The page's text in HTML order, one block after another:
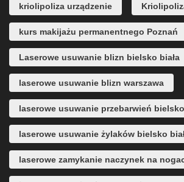
kriolipoliza urządzenie
kurs makijażu permanentnego Poznań
Laserowe usuwanie blizn bielsko biała
laserowe usuwanie blizn warszawa
laserowe usuwanie przebarwień bielsko
laserowe usuwanie żylaków bielsko
laserowe zamykanie naczynek na